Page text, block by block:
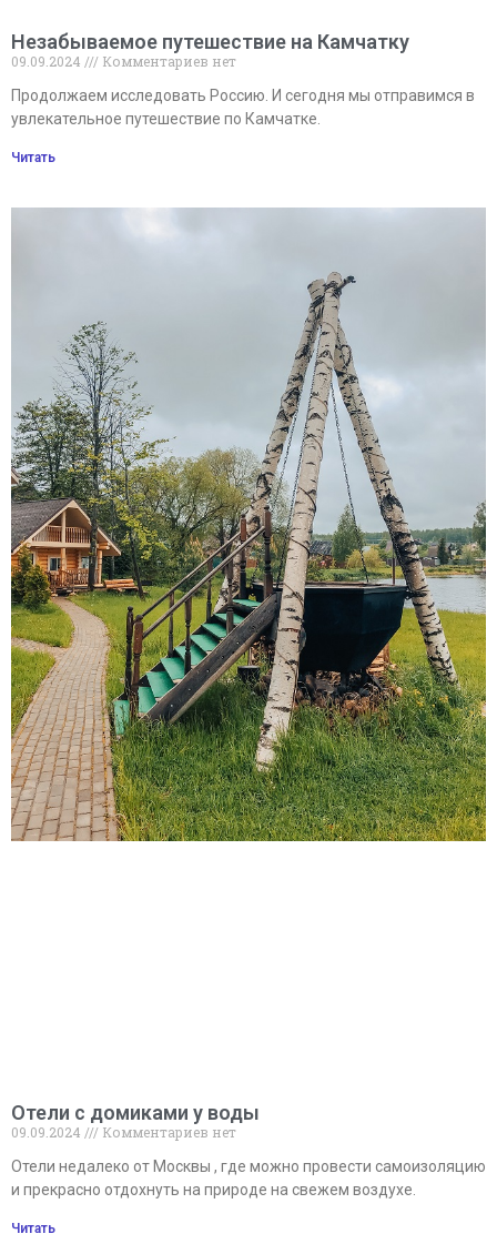
Незабываемое путешествие на Камчатку
09.09.2024
Комментариев нет
Продолжаем исследовать Россию. И сегодня мы отправимся в
увлекательное путешествие по Камчатке.
Читать
Отели с домиками у воды
09.09.2024
Комментариев нет
Отели недалеко от Москвы , где можно провести самоизоляцию
и прекрасно отдохнуть на природе на свежем воздухе.
Читать